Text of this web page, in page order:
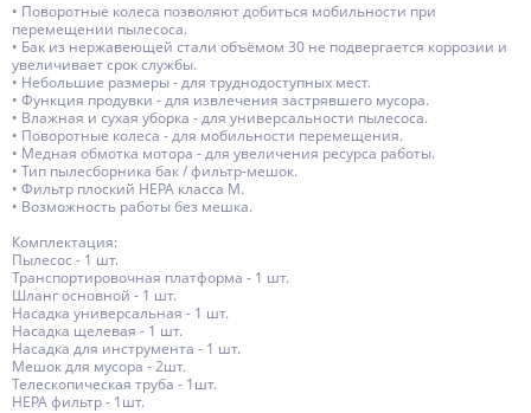
• Поворотные колеса позволяют добиться мобильности при
перемещении пылесоса.
• Бак из нержавеющей стали объёмом 30 не подвергается коррозии и
увеличивает срок службы.
• Небольшие размеры - для труднодоступных мест.
• Функция продувки - для извлечения застрявшего мусора.
• Влажная и сухая уборка - для универсальности пылесоса.
• Поворотные колеса - для мобильности перемещения.
• Медная обмотка мотора - для увеличения ресурса работы.
• Тип пылесборника бак / фильтр-мешок.
• Фильтр плоский HEPA класса M.
• Возможность работы без мешка.
Комплектация:
Пылесос - 1 шт.
Транспортировочная платформа - 1 шт.
Шланг основной - 1 шт.
Насадка универсальная - 1 шт.
Насадка щелевая - 1 шт.
Насадка для инструмента - 1 шт.
Мешок для мусора - 2шт.
Телескопическая труба - 1шт.
HEPA фильтр - 1шт.